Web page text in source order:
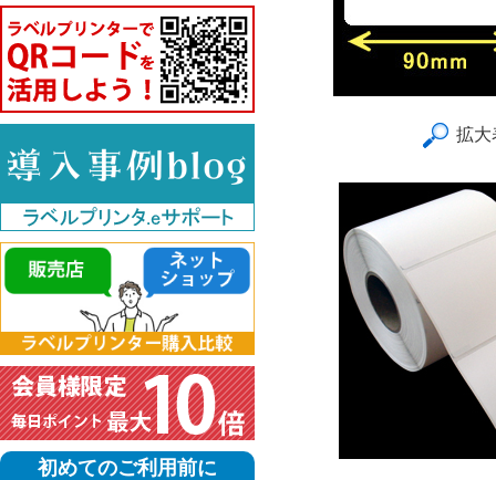
初めてのご利用前に
拡大